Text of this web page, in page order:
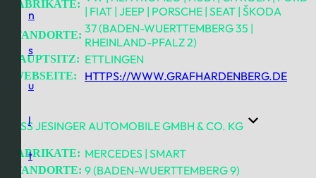
n
s
u
l
t
FABRIKATE:
| FIAT | JEEP | PORSCHE | SEAT | ŠKODA
STANDORTE: 37 (BADEN-WUERTTEMBERG 35 |
RHEINLAND-PFALZ 2)
HAUPTSITZ: ETTLINGEN
WEBSEITE: HTTPS://WWW.GRAFHARDENBERG.DE
RUSS JESINGER AUTOMOBILE GMBH & CO. KG
FABRIKATE: MERCEDES | SMART
STANDORTE: 9 (BADEN-WUERTTEMBERG 9)